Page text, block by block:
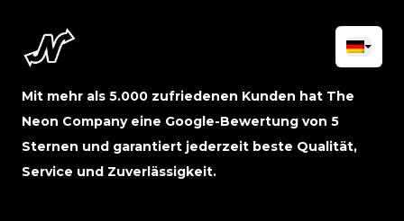
Mit mehr als 5.000 zufriedenen Kunden hat The
Neon Company eine Google-Bewertung von 5
Sternen und garantiert jederzeit beste Qualität,
Service und Zuverlässigkeit.